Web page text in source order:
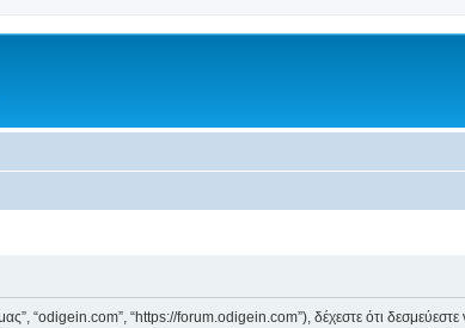
“odigein.com”, “https://forum.odigein.com”), δέχεστε ότι